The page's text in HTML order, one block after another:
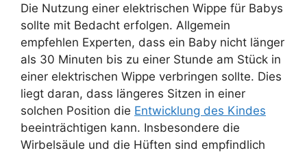
Die Nutzung einer elektrischen Wippe für Babys
sollte mit Bedacht erfolgen. Allgemein
empfehlen Experten, dass ein Baby nicht länger
als 30 Minuten bis zu einer Stunde am Stück in
einer elektrischen Wippe verbringen sollte. Dies
liegt daran, dass längeres Sitzen in einer
solchen Position die Entwicklung des Kindes
beeinträchtigen kann. Insbesondere die
Wirbelsäule und die Hüften sind empfindlich